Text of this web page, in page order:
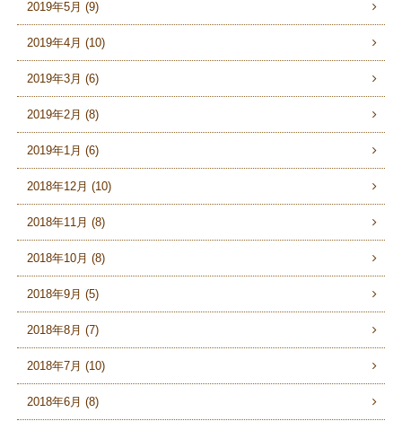
2019年5月 (9)
2019年4月 (10)
2019年3月 (6)
2019年2月 (8)
2019年1月 (6)
2018年12月 (10)
2018年11月 (8)
2018年10月 (8)
2018年9月 (5)
2018年8月 (7)
2018年7月 (10)
2018年6月 (8)